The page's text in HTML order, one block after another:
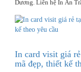
Dương. Liên hệ In Ấn
In card visit giá
mã đẹp, thiết kế